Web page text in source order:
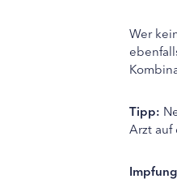
Wer
Tipp:
Arzt auf